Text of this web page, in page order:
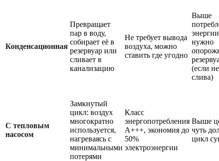
Конденсационная
Превращает
пар в воду,
собирает её в
резервуар или
сливает в
канализацию
Не требует вывода
воздуха, можно
ставить где угодно
Выше
нужно
(если
слива)
С тепловым
насосом
Замкнутый
цикл: воздух
многократно
используется,
нагреваясь с
минимальными
потерями
Класс
энергопотребления
А+++, экономия до
50%
электроэнергии
Выше
чуть
цикл